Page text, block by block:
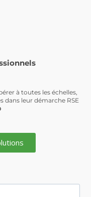
à toutes les échelles,
dans leur démarche RSE